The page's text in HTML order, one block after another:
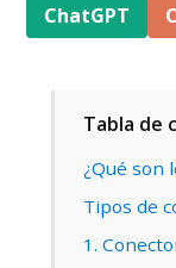
ChatGPT
Tabla de
¿Qué son
Tipos de
1.